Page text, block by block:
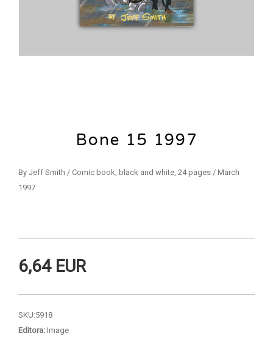
Bone 15 1997
By Jeff Smith / Comic book, black and white, 24 pages / March
1997
6,64 EUR
SKU:5918
Editora: Image